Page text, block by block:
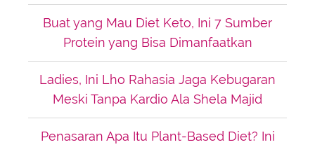
Buat yang Mau Diet Keto, Ini 7 Sumber
Protein yang Bisa Dimanfaatkan
Ladies, Ini Lho Rahasia Jaga Kebugaran
Meski Tanpa Kardio Ala Shela Majid
Penasaran Apa Itu Plant-Based Diet? Ini